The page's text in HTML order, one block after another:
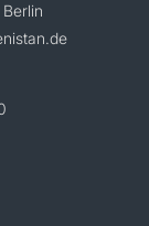
Berlin